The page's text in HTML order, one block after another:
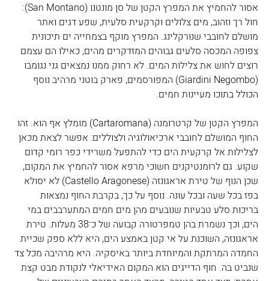
אסור להחמיץ את המפרץ הקטן של סן מונטנו (San Montano):
חול רך וזהוב, מים צלולים וקרקעית סלעית, שפע דגים ואתר
מושלם לחובבי שנורקלינג. המפרץ מוקף בצמחייה ים תיכונית
צפופה המכסה סלעים גבוהים המזדקרים מהים, כאילו הם עצמם
רוצים לחוש את צלילות המים. לא רחוק ממנו נמצאים גני נגומבו
(Giardini Negombo) המפורסמים, פארק בוטני מרהיב נוסף
הכולל בתוכו מעיינות חמים.
המפרץ הקטן של קרטרומנה (Cartaromana) מומלץ אף הוא. זהו
החוף המושלם לחובבי ארכיאולוגיה ולצוללים: אפשר לצאת מכאן
לצלילות אל קרקעית הים כדי להתפעל משרידי כפר רומי קדום
שקוע. גם לרומנטיקנים חשוכי מרפא אסור להחמיץ את המקום,
שכן הנוף של טירת אראגונזה (Castello Aragonese) לא יסולא
בפז בכל שעה ובכל עונה. נוסף על כך, בקרבת החוף נמצאות
בריכות סלע טבעיות שנובעים מהן מים חמים המתערבבים במי
הים, וכך נשמרת בהן טמפרטורה קבועה של כ־38 מעלות. טירת
אראגונזה, השוכנת על אי קטן באמצע הים, היא ללא ספק שכיית
החמדה המרתקת והמיוחדת ביותר באיסקיה. היא מרהיבה מכל צד
שנביט בה. חוף הדייגים הוא המקום האידיאלי לנקודת מבט קצת